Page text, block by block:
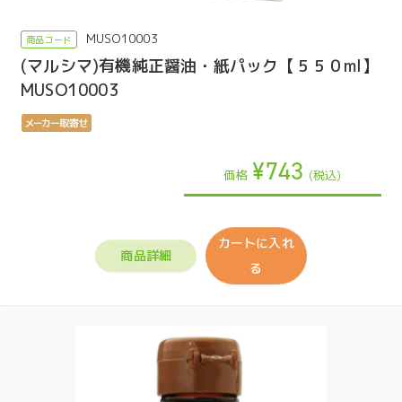
MUSO10003
(マルシマ)有機純正醤油・紙パック【５５０ml】
MUSO10003
価格 ¥743 (税込)
商品詳細
カートに入れ
る